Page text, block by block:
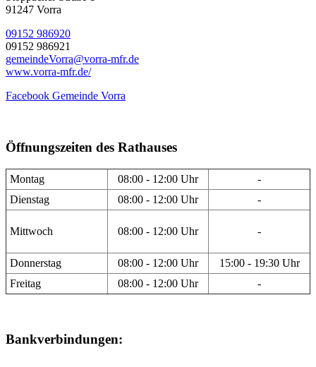
91247 Vorra
09152 986920
09152 986921
gemeindeVorra@vorra-mfr.de
www.vorra-mfr.de/
Facebook Gemeinde Vorra
Öffnungszeiten des Rathauses
Montag 08:00 - 12:00 Uhr
-
Dienstag
08:00 - 12:00 Uhr -
Mittwoch 08:00 - 12:00 Uhr -
Donnerstag 08:00 - 12:00 Uhr
15:00 - 19:30 Uhr
Freitag
08:00 - 12:00 Uhr -
Bankverbindungen: